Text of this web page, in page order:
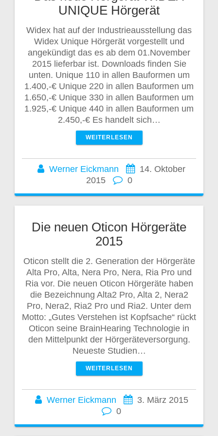
UNIQUE Hörgerät
Widex hat auf der Industrieausstellung das
Widex Unique Hörgerät vorgestellt und
angekündigt das es ab dem 01.November
2015 lieferbar ist. Downloads finden Sie
unten. Unique 110 in allen Bauformen um
1.400,-€ Unique 220 in allen Bauformen um
1.650,-€ Unique 330 in allen Bauformen um
1.925,-€ Unique 440 in allen Bauformen um
2.450,-€ Es handelt sich…
WEITERLESEN
Werner Eickmann
14. Oktober
2015
0
Die neuen Oticon Hörgeräte
2015
Oticon stellt die 2. Generation der Hörgeräte
Alta Pro, Alta, Nera Pro, Nera, Ria Pro und
Ria vor. Die neuen Oticon Hörgeräte haben
die Bezeichnung Alta2 Pro, Alta 2, Nera2
Pro, Nera2, Ria2 Pro und Ria2. Unter dem
Motto: „Gutes Verstehen ist Kopfsache“ rückt
Oticon seine BrainHearing Technologie in
den Mittelpunkt der Hörgeräteversorgung.
Neueste Studien…
WEITERLESEN
Werner Eickmann
3. März 2015
0